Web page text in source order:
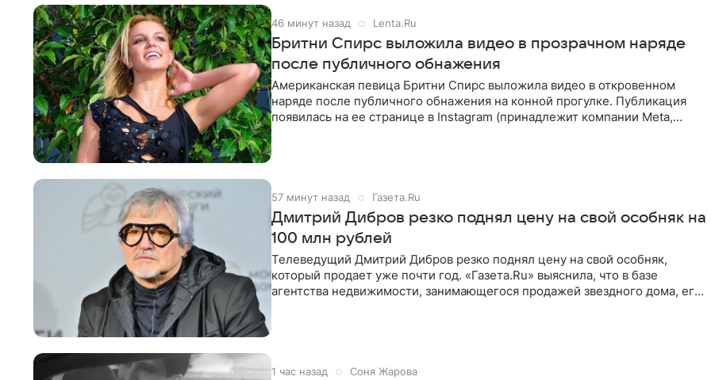
46 минут назад Lenta.Ru
Бритни Спирс выложила видео в прозрачном наряде
после публичного обнажения
Американская певица Бритни Спирс выложила видео в откровенном
наряде после публичного обнажения на конной прогулке. Публикация
появилась на ее странице в Instagram (принадлежит компании Meta,
57 минут назад Газета.Ru
Дмитрий Дибров резко поднял цену на свой особняк на
100 млн рублей
Телеведущий Дмитрий Дибров резко поднял цену на свой особняк,
который продает уже почти год. «Газета.Ru» выяснила, что в базе
агентства недвижимости, занимающегося продажей звездного дома, его
1 час назад Соня Жарова